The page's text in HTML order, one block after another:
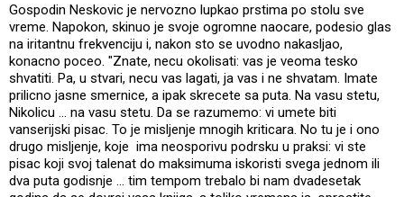
Gospodin Neskovic je nervozno lupkao prstima po stolu sve
vreme. Napokon, skinuo je svoje ogromne naocare, podesio glas
na iritantnu frekvenciju i, nakon sto se uvodno nakasljao,
konacno poceo. "Znate, necu okolisati: vas je veoma tesko
shvatiti. Pa, u stvari, necu vas lagati, ja vas i ne shvatam. Imate
prilicno jasne smernice, a ipak skrecete sa puta. Na vasu stetu,
Nikolicu ... na vasu stetu. Da se razumemo: vi umete biti
vanserijski pisac. To je misljenje mnogih kriticara. No tu je i ono
drugo misljenje, koje ima neosporivu podrsku u praksi: vi ste
pisac koji svoj talenat do maksimuma iskoristi svega jednom ili
dva puta godisnje ... tim tempom trebalo bi nam dvadesetak